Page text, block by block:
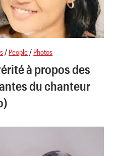
/ People/ Photos
à propos des
du chanteur